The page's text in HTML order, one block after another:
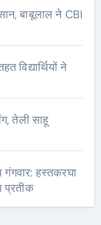
बाबूलाल ने CBI
विद्यार्थियों ने
तेली साहू
गंगवार: हस्तकरघा
प्रतीक